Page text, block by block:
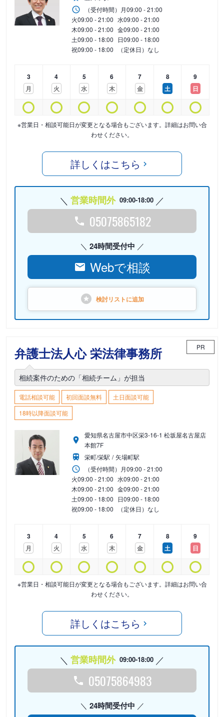
（受付時間） 月09:00 - 21:00
火09:00 - 21:00 水09:00 - 21:00
木09:00 - 21:00 金09:00 - 21:00
土09:00 - 18:00 日09:00 - 18:00
祝09:00 - 18:00 （定休日）なし
3
月
4
火
5
水
6
木
7
金
8
土
9
日
※営業日・相談可能日が変更となる場合もございます。詳細はお問い合
わせください。
詳しくはこちら
営業時間外 09:00-18:00
05075865182
24時間受付中
Webで相談
検討リストに追加
弁護士法人心 栄法律事務所 PR
相続案件のための「相続チーム」が担当
電話相談可能 初回面談無料
土日面談可能
18時以降面談可能
愛知県名古屋市中区栄3-16-1 松坂屋名古屋店
本館7F
栄町/栄駅
矢場町駅
（受付時間） 月09:00 - 21:00
火09:00 - 21:00 水09:00 - 21:00
木09:00 - 21:00 金09:00 - 21:00
土09:00 - 18:00 日09:00 - 18:00
祝09:00 - 18:00 （定休日）なし
3
月
4
火
5
水
6
木
7
金
8
土
9
日
※営業日・相談可能日が変更となる場合もございます。詳細はお問い合
わせください。
詳しくはこちら
営業時間外 09:00-18:00
05075864983
24時間受付中